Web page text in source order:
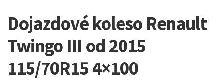
Dojazdové koleso Renault
Twingo III od 2015
115/70R15 4×100